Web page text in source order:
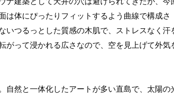
は体にぴったりフィットするよう曲線で構成さ
いつるっとした質感の木肌で、ストレスなく汗
がって浸かれる広さなので、空を見上げて外気
自然と一体化したアートが多い直島で、太陽の